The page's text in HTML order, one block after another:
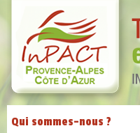
Qui sommes-nous ?